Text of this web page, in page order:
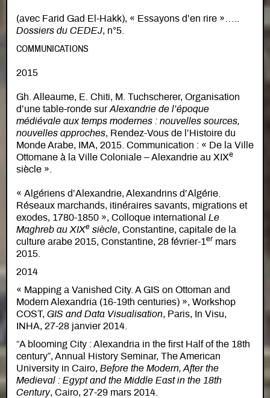
(avec Farid Gad El-Hakk), « Essayons d’en rire »…..
Dossiers du CEDEJ, n°5.
COMMUNICATIONS
2015
Gh. Alleaume, E. Chiti, M. Tuchscherer, Organisation
d’une table-ronde surAlexandrie de l’époque
médiévale aux temps modernes : nouvelles sources,
nouvelles approches, Rendez-Vous de l’Histoire du
Monde Arabe, IMA, 2015. Communication : « De la Ville
Ottomane à la Ville Coloniale – Alexandrie au XIXe
siècle ».
« Algériens d’Alexandrie, Alexandrins d’Algérie.
Réseaux marchands, itinéraires savants, migrations et
exodes, 1780-1850 », Colloque international Le
Maghreb au XIXe siècle, Constantine, capitale de la
culture arabe 2015, Constantine, 28 février-1 er mars
2015.
2014
« Mapping a Vanished City. A GIS on Ottoman and
Modern Alexandria (16-19th centuries) », Workshop
COST, GIS and Data Visualisation, Paris, In Visu,
INHA, 27-28 janvier 2014.
“A blooming City : Alexandria in the first Half of the 18th
century”, Annual History Seminar, The American
University in Cairo, Before the Modern, After the
Medieval : Egypt and the Middle East in the 18th
Century, Cairo, 27-29 mars 2014.